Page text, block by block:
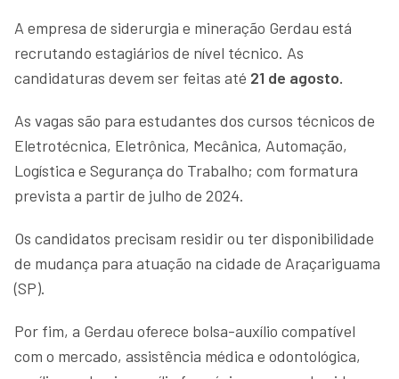
A empresa de siderurgia e mineração Gerdau está
recrutando estagiários de nível técnico. As
candidaturas devem ser feitas até 21 de agosto.
As vagas são para estudantes dos cursos técnicos de
Eletrotécnica, Eletrônica, Mecânica, Automação,
Logística e Segurança do Trabalho; com formatura
prevista a partir de julho de 2024.
Os candidatos precisam residir ou ter disponibilidade
de mudança para atuação na cidade de Araçariguama
(SP).
Por fim, a Gerdau oferece bolsa-auxílio compatível
com o mercado, assistência médica e odontológica,